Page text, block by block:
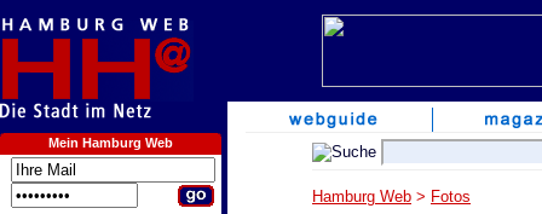
Mein Hamburg Web
Hamburg Web > Fotos